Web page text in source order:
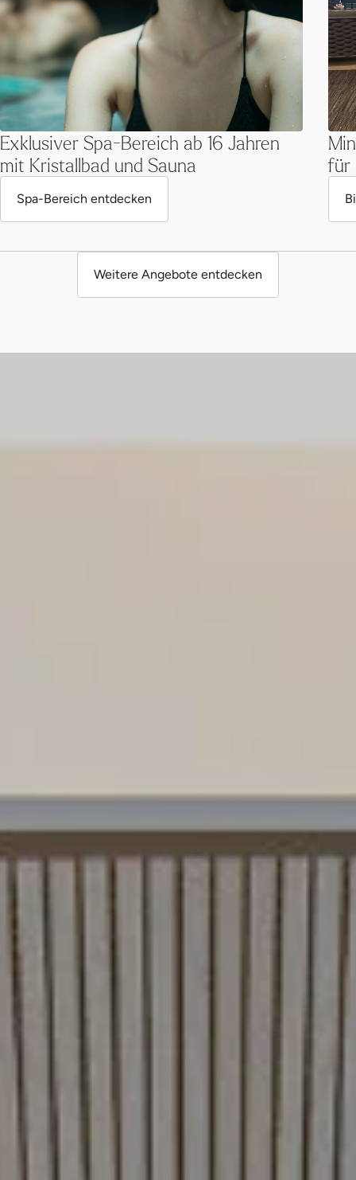
Exklusiver Spa-Bereich ab 16 Jahren
mit Kristallbad und Sauna
Spa-Bereich entdecken
für
Weitere Angebote entdecken